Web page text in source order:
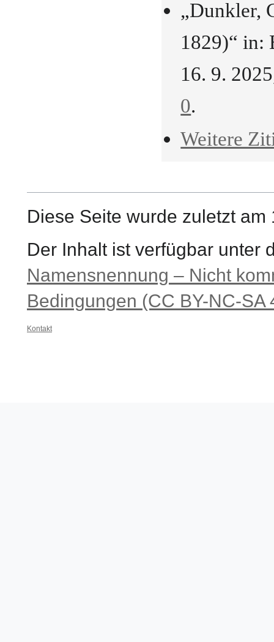
„Dunkler,
1829)“ in:
16. 9.
0.
Weitere
Diese Seite wurde zuletzt
Der Inhalt ist verfügbar unter
Namensnennung – Nicht
Bedingungen (CC BY-NC-SA
Kontakt